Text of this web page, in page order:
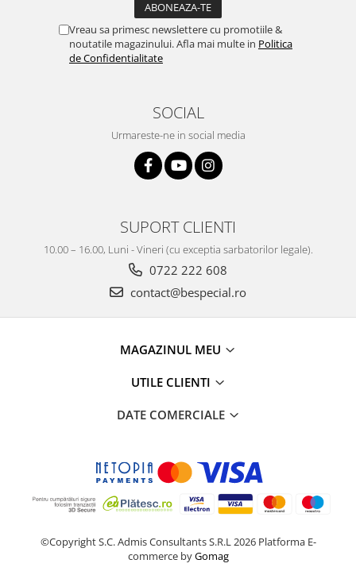
Vreau sa primesc newslettere cu promotiile &
noutatile magazinului. Afla mai multe in Politica
de Confidentialitate
SOCIAL
Urmareste-ne in social media
SUPORT CLIENTI
10.00 – 16.00, Luni - Vineri (cu exceptia sarbatorilor legale).
0722 222 608
contact@bespecial.ro
MAGAZINUL MEU
UTILE CLIENTI
DATE COMERCIALE
©Copyright S.C. Admis Consultants S.R.L 2026 Platforma E-
commerce byGomag